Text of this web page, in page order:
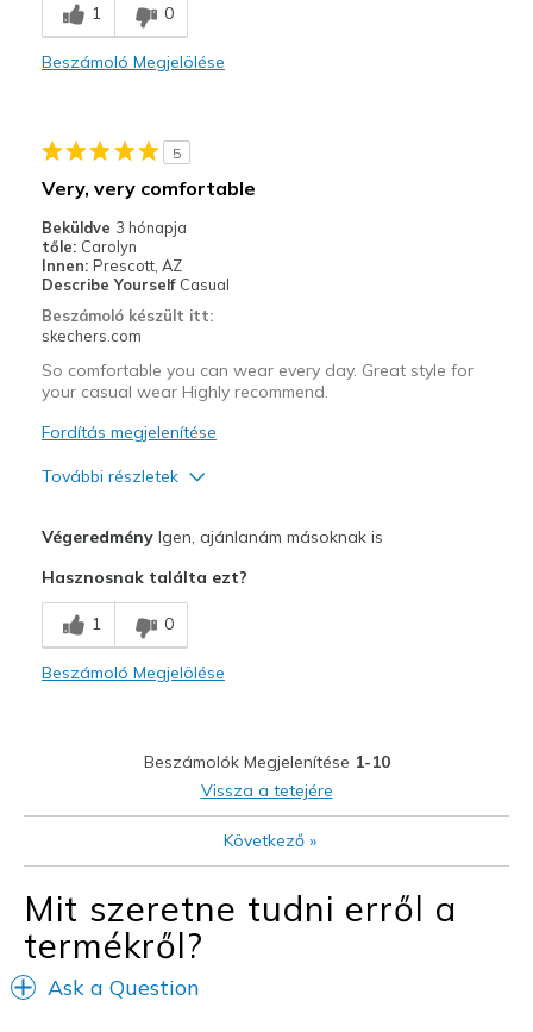
Comfortable
Going Out
Feels true to size
1 0
Beszámoló Megjelölése
5
Very, very comfortable
Beküldve 3 hónapja
tőle: Carolyn
Innen: Prescott, AZ
Describe Yourself Casual
Beszámoló készült itt:
skechers.com
So comfortable you can wear every day. Great style for
your casual wear Highly recommend.
Fordítás megjelenítése
További részletek
Breathe Well
Comfortable
Casual Wear
Travel
Width
Feels true to width
Sizing
Feels true to size
View On Shoes
VégeredményIgen, ajánlanám másoknak is
Hasznosnak találta ezt?
1 0
Beszámoló Megjelölése
Beszámolók Megjelenítése 1-10
Vissza a tetejére
Következő»
Mit szeretne tudni erről a
termékről?
Ask a Question